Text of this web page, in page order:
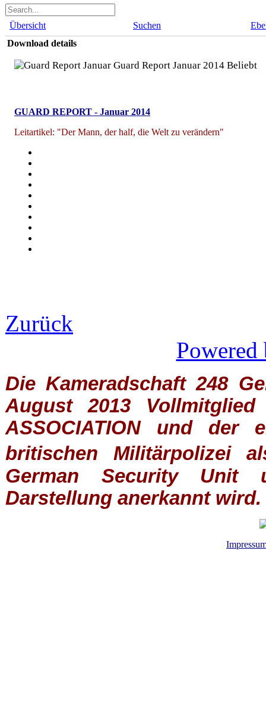
Übersicht Suchen
Download details
Guard Report Januar 2014 Beliebt
GUARD REPORT - Januar 2014
Leitartikel: "Der Mann, der half, die Welt zu verändern"
Zurück
Die Kameradschaft 248
August 2013
ASSOCIATIONund der
britischen
Militärpolizei
German Security Unit
Darstellung anerkannt wird.